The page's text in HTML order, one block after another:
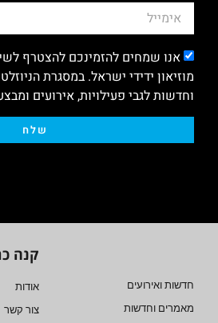
אנו שמחים להזמינכם להצטרף
מוזיאון ידידי ישראל. במסגרת
וחדשות לגבי פעילויות, אירועים
שלח
חדשות ואירועים
מאמרים וחדשות
קנה
אודות
צור קשר